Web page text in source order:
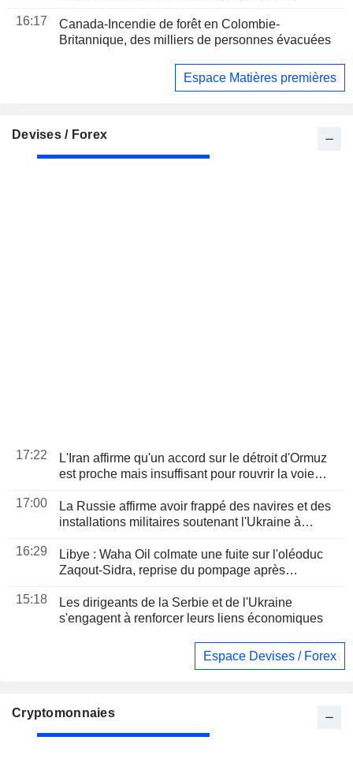
16:17
Canada-Incendie de forêt en Colombie-
Britannique, des milliers de personnes évacuées
Espace Matières premières
Devises / Forex
17:22
L'Iran affirme qu'un accord sur le détroit d'Ormuz
est proche mais insuffisant pour rouvrir la voie
17:00
La Russie affirme avoir frappé des navires et des
installations militaires soutenant l'Ukraine à
16:29
Libye : Waha Oil colmate une fuite sur l'oléoduc
Zaqout-Sidra, reprise du pompage après
15:18
Les dirigeants de la Serbie et de l'Ukraine
s'engagent à renforcer leurs liens économiques
Espace Devises / Forex
Cryptomonnaies